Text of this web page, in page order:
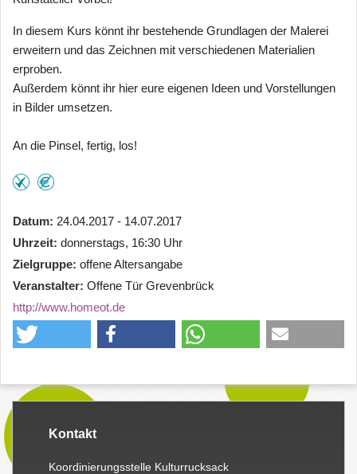
In diesem Kurs könnt ihr bestehende Grundlagen der Malerei
erweitern und das Zeichnen mit verschiedenen Materialien
erproben.
Außerdem könnt ihr hier eure eigenen Ideen und Vorstellungen
in Bilder umsetzen.
An die Pinsel, fertig, los!
Datum 24.04.2017 - 14.07.2017
Uhrzeit donnerstags, 16:30 Uhr
Zielgruppe offene Altersangabe
Veranstalter Offene Tür Grevenbrück
http://www.homeot.de
Kontakt
Koordinierungsstelle Kulturrucksack